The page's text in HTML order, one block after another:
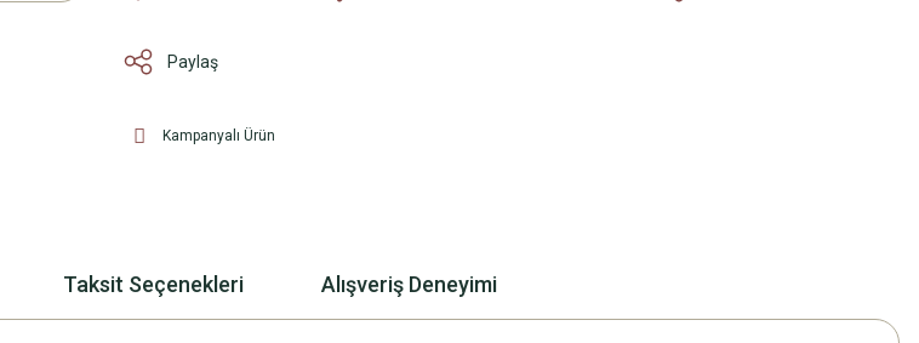
Paylaş
Kampanyalı Ürün
Taksit Seçenekleri Alışveriş Deneyimi